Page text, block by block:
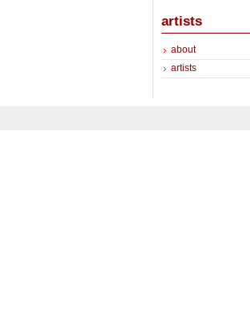
artists
about
artists